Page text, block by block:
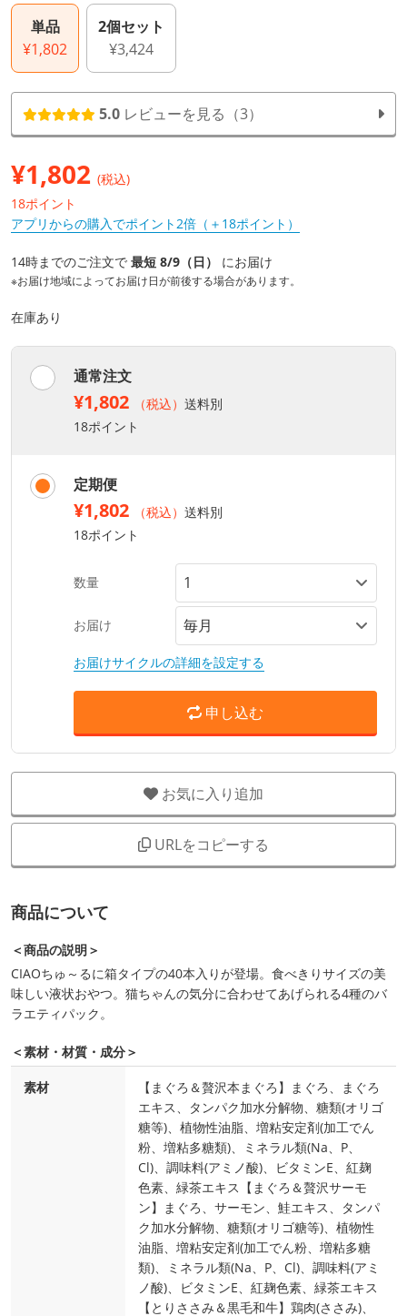
単品
¥1,802
2個セット
¥3,424
5.0 レビューを見る（3）
¥1,802 (税込)
18ポイント
アプリからの購入でポイント2倍（＋18ポイント）
14時までのご注文で 最短 8/9（日） にお届け
※お届け地域によってお届け日が前後する場合があります。
在庫あり
通常注文
¥1,802 （税込） 送料別
18ポイント
定期便
¥1,802 （税込） 送料別
18ポイント
数量
お届け
お届けサイクルの詳細を設定する
申し込む
お気に入り追加
URLをコピーする
商品について
＜商品の説明＞
CIAOちゅ～るに箱タイプの40本入りが登場。食べきりサイズの美
味しい液状おやつ。猫ちゃんの気分に合わせてあげられる4種のバ
ラエティパック。
＜素材・材質・成分＞
素材
【まぐろ＆贅沢本まぐろ】まぐろ、まぐろ
エキス、タンパク加水分解物、糖類(オリゴ
糖等)、植物性油脂、増粘安定剤(加工でん
粉、増粘多糖類)、ミネラル類(Na、P、
Cl)、調味料(アミノ酸)、ビタミンE、紅麹
色素、緑茶エキス【まぐろ＆贅沢サーモ
ン】まぐろ、サーモン、鮭エキス、タンパ
ク加水分解物、糖類(オリゴ糖等)、植物性
油脂、増粘安定剤(加工でん粉、増粘多糖
類)、ミネラル類(Na、P、Cl)、調味料(アミ
ノ酸)、ビタミンE、紅麹色素、緑茶エキス
【とりささみ＆黒毛和牛】鶏肉(ささみ)、